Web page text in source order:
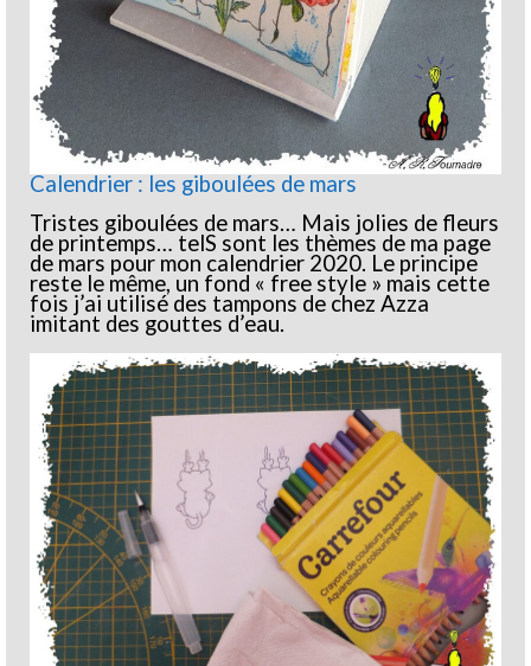
Calendrier : les giboulées de mars
Tristes giboulées de mars… Mais jolies de fleurs
de printemps… telS sont les thèmes de ma page
de mars pour mon calendrier 2020. Le principe
reste le même, un fond « free style » mais cette
fois j’ai utilisé des tampons de chez Azza
imitant des gouttes d’eau.